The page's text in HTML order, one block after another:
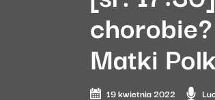
Matki
19 kwietnia 2022